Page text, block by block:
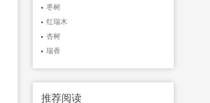
枣树
红瑞木
杏树
瑞香
推荐阅读